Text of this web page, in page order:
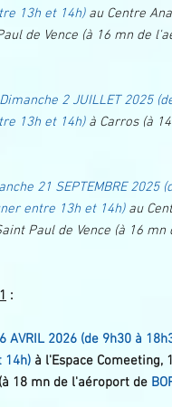
13h et 14h) au Centre
de Vence (à 16 mn de
2 JUILLET 2025
13h et 14h) à Carros (à
21 SEPTEMBRE 2025
entre 13h et 14h) au
Paul de Vence (à 16
:
AVRIL 2026 (de 9h30 à
14h) à l'Espace Comeeting,
18 mn de l'aéroport de